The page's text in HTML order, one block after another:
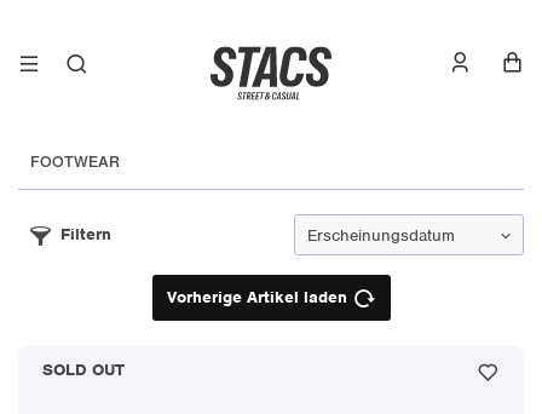
FOOTWEAR
Filtern
Vorherige Artikel laden
SOLD OUT